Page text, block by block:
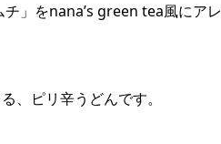
」をnana’s green tea風にアレ
、ピリ辛うどんです。